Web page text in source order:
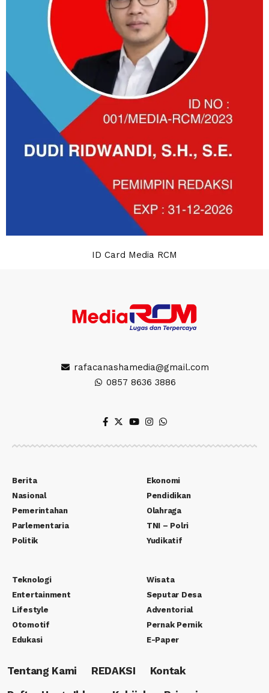
ID Card Media RCM
rafacanashamedia@gmail.com
0857 8636 3886
Berita
Nasional
Pemerintahan
Parlementaria
Politik
Ekonomi
Pendidikan
Olahraga
TNI – Polri
Yudikatif
Teknologi
Entertainment
Lifestyle
Otomotif
Edukasi
Wisata
Seputar Desa
Adventorial
Pernak Pernik
E-Paper
Tentang Kami REDAKSI
Kontak